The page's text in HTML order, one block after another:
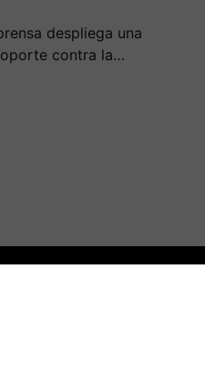
despliega una
contra la
acuerdos por 140